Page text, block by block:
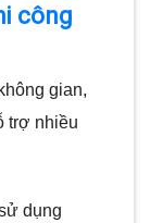
công
gian,
trợ nhiều
dụng